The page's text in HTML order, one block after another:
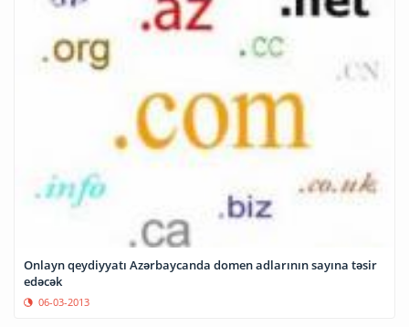
Onlayn qeydiyyatı Azərbaycanda domen adlarının sayına təsir
edəcək
06-03-2013